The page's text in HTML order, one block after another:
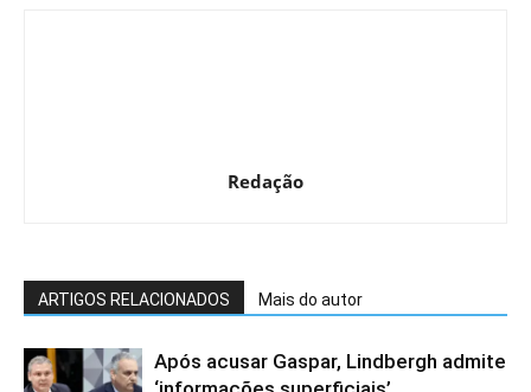
Redação
ARTIGOS RELACIONADOS Mais do autor
Após acusar Gaspar, Lindbergh admite